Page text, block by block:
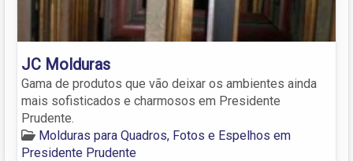
JC Molduras
Gama de produtos que vão deixar os ambientes ainda
mais sofisticados e charmosos em Presidente
Prudente.
Molduras para Quadros, Fotos e Espelhos em
Presidente Prudente